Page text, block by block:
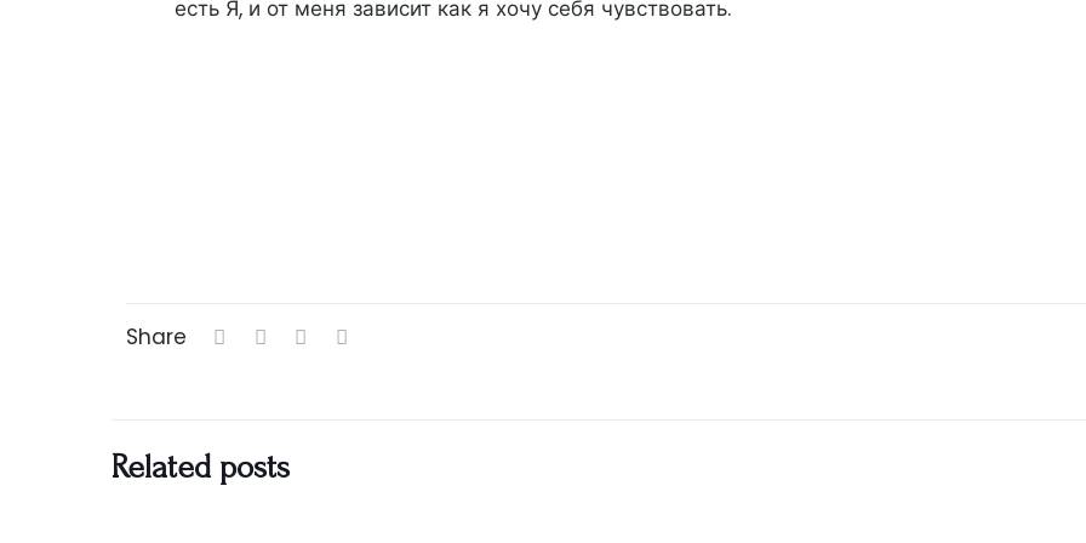
есть Я, и от меня зависит как я хочу себя чувствовать.
Share
Related posts